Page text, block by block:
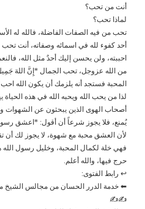
أنت من تحب؟
لماذا تحب؟
تحب من فيه الصفات الفاضلة، فالله له
أحد كفوء لله في اسمائه وصفاته، أنت
احببته، ولن يحسن إليك أحدٌ مثل الله،
من الله عزوجل، تحب الجمال *إِنَّ اللهَ
المحبة فستجد أنه يلزمك أن يكون الله
لذا من يحب الله ويحبه الله في هذه الحياة
أصحاب الهوى الذين يبحثون عن الشهوات
يُمنع، فلا يجوز شرعاً أن أقول: *اعشق
لأن العشق محبة مع شهوة، لا يجوز لك أن
فهي خلة لكمال المحبة، وخليل رسول الله
حرج فيها، والله أعلم.
↩ رابط الفتوى:
⬅ خدمة الدرر الحسان من مجالس
✍✍